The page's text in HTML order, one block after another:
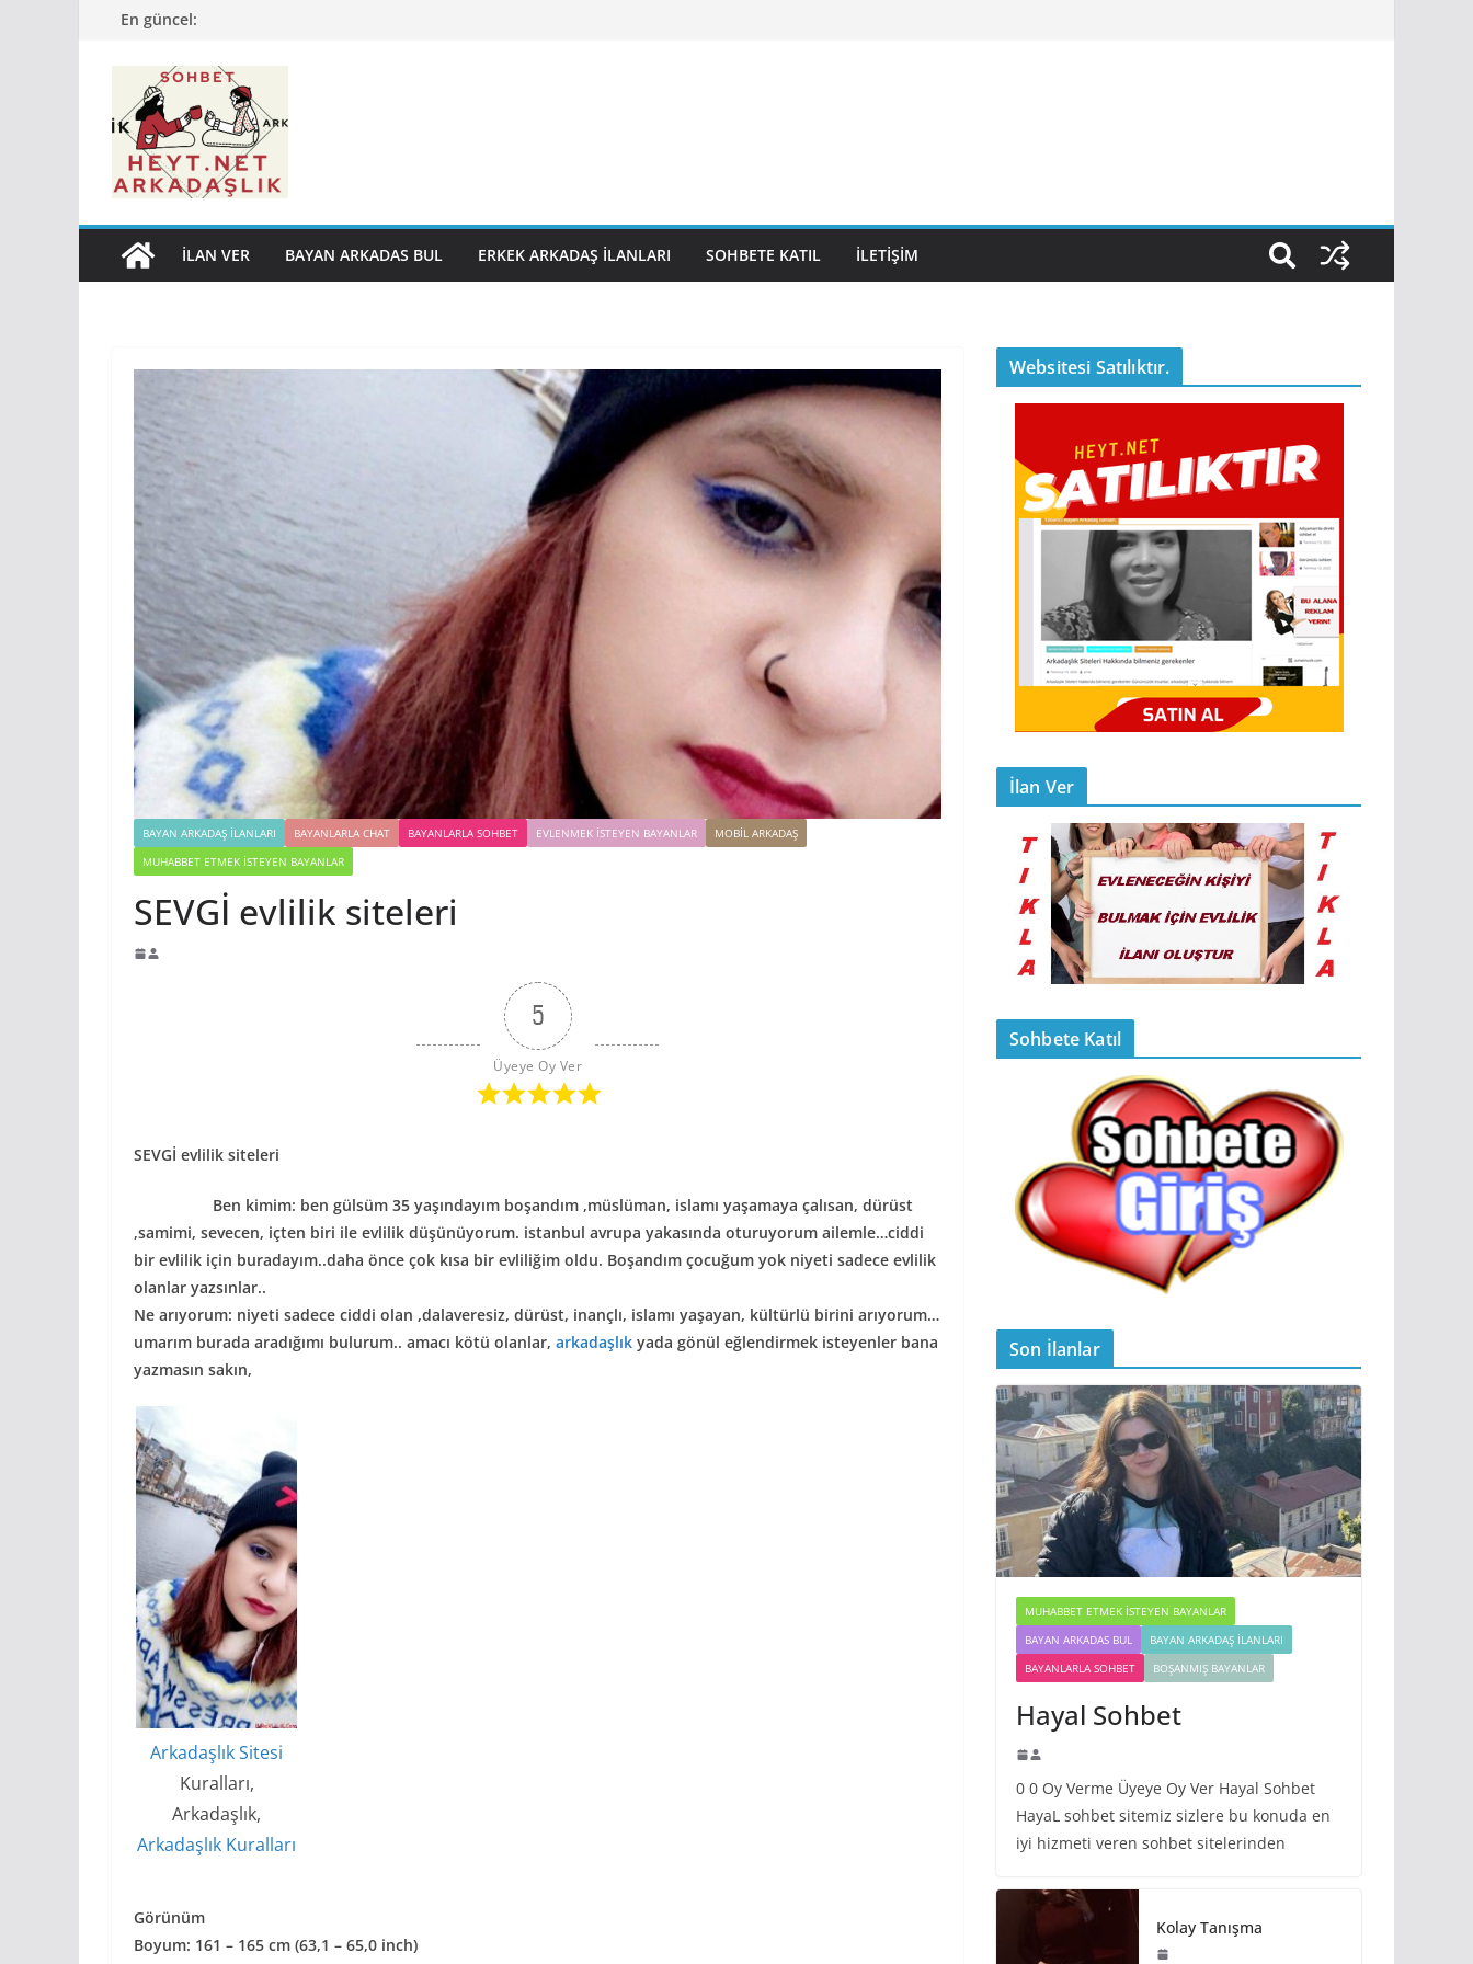
En güncel:
İLAN VER BAYAN ARKADAS BUL ERKEK ARKADAŞ İLANLARI SOHBETE KATIL İLETIŞIM
BAYAN ARKADAŞ İLANLARI BAYANLARLA CHAT BAYANLARLA SOHBET EVLENMEK İSTEYEN BAYANLAR
MOBIL ARKADAŞ
MUHABBET ETMEK İSTEYEN BAYANLAR
SEVGİ evlilik siteleri
5
Üyeye Oy Ver
SEVGİ evlilik siteleri
Ben kimim: ben gülsüm 35 yaşındayım boşandım ,müslüman, islamı yaşamaya çalısan, dürüst
,samimi, sevecen, içten biri ile evlilik düşünüyorum. istanbul avrupa yakasında oturuyorum ailemle…ciddi
bir evlilik için buradayım..daha önce çok kısa bir evliliğim oldu. Boşandım çocuğum yok niyeti sadece evlilik
olanlar yazsınlar..
Ne arıyorum: niyeti sadece ciddi olan ,dalaveresiz, dürüst, inançlı, islamı yaşayan, kültürlü birini arıyorum…
umarım burada aradığımı bulurum.. amacı kötü olanlar, arkadaşlık yada gönül eğlendirmek isteyenler bana
yazmasın sakın,
Arkadaşlık Sitesi
Kuralları,
Arkadaşlık,
Arkadaşlık Kuralları
Görünüm
Boyum: 161 – 165 cm (63,1 – 65,0 inch)
Websitesi Satılıktır.
İlan Ver
Sohbete Katıl
Son İlanlar
MUHABBET ETMEK İSTEYEN BAYANLAR
BAYAN ARKADAS BUL
BAYAN ARKADAŞ İLANLARI
BAYANLARLA SOHBET
BOŞANMIŞ BAYANLAR
Hayal Sohbet
0 0 Oy Verme Üyeye Oy Ver Hayal Sohbet
HayaL sohbet sitemiz sizlere bu konuda en
iyi hizmeti veren sohbet sitelerinden
Kolay Tanışma